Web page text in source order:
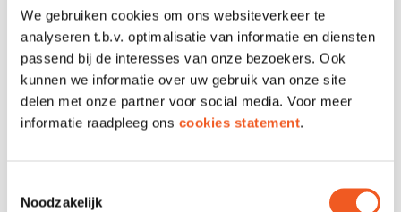
We gebruiken cookies om ons websiteverkeer te
analyseren t.b.v. optimalisatie van informatie en diensten
passend bij de interesses van onze bezoekers. Ook
kunnen we informatie over uw gebruik van onze site
delen met onze partner voor social media. Voor meer
informatie raadpleeg ons cookies statement.
Noodzakelijk
Read article